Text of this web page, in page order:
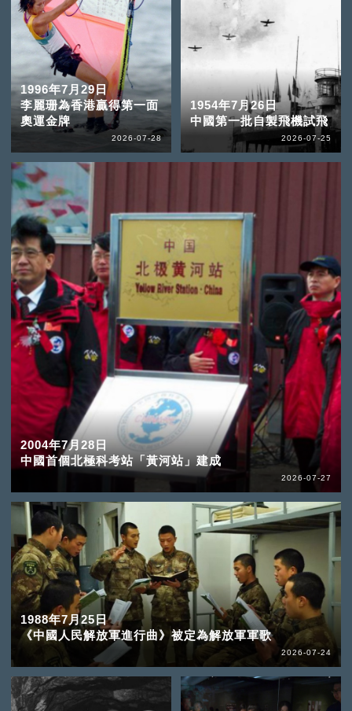
1996年7月29日
李麗珊為香港贏得第一面
奧運金牌
2026-07-28
2004年7月28日
中國首個北極科考站「黃河站」建成
2026-07-27
1954年7月26日
中國第一批自製飛機試飛
2026-07-25
1988年7月25日
《中國人民解放軍進行曲》被定為解放軍軍歌
2026-07-24